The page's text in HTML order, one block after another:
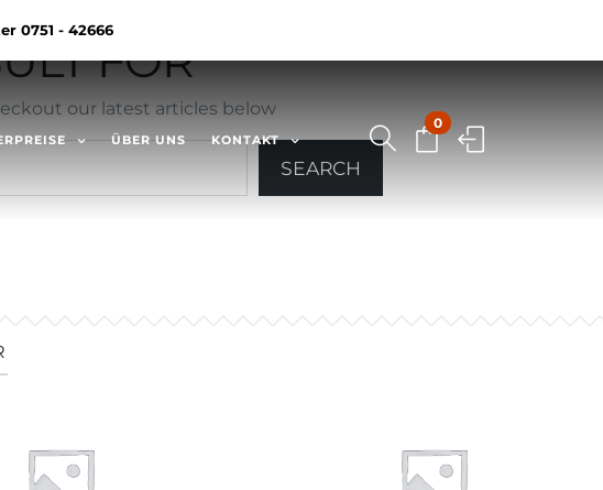
0751 - 42666
ÜBER UNS KONTAKT
0
FOR ""
our latest articles below